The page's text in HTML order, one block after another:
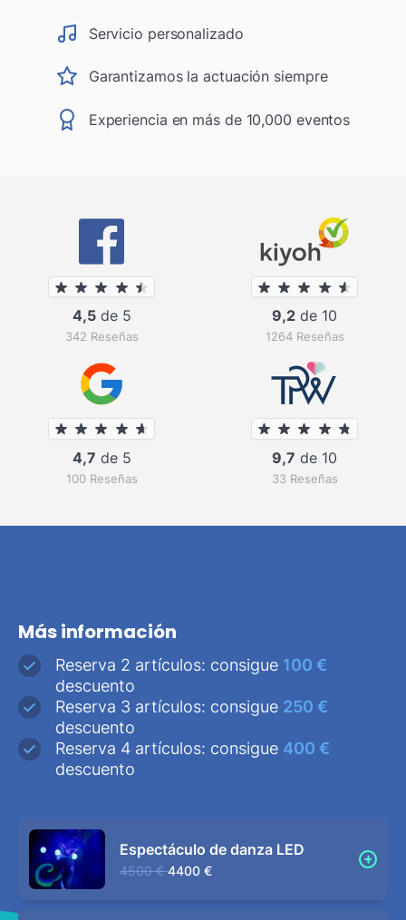
Servicio personalizado
Garantizamos la actuación siempre
Experiencia en más de 10,000 eventos
4,5de 5
342 Reseñas
9,2 de 10
1264 Reseñas
4,7 de 5
100 Reseñas
9,7 de 10
33 Reseñas
Más información
Reserva 2 artículos: consigue 100 €
descuento
Reserva 3 artículos: consigue 250 €
descuento
Reserva 4 artículos: consigue 400 €
descuento
Espectáculo de danza LED
4500 € 4400 €